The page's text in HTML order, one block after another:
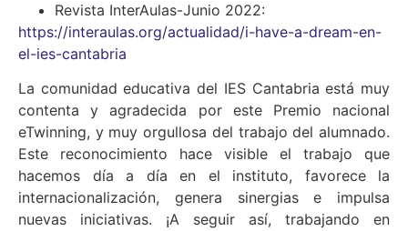
Revista InterAulas-Junio 2022:
https://interaulas.org/actualidad/i-have-a-dream-en-
el-ies-cantabria
La comunidad educativa del IES Cantabria está muy
contenta y agradecida por este Premio nacional
eTwinning, y muy orgullosa del trabajo del alumnado.
Este reconocimiento hace visible el trabajo que
hacemos día a día en el instituto, favorece la
internacionalización, genera sinergias e impulsa
nuevas iniciativas. ¡A seguir así, trabajando en